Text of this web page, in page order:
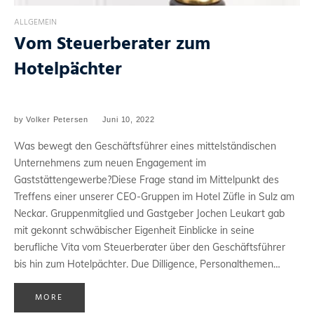
ALLGEMEIN
Vom Steuerberater zum
Hotelpächter
byVolker Petersen Juni 10, 2022
Was bewegt den Geschäftsführer eines mittelständischen
Unternehmens zum neuen Engagement im
Gaststättengewerbe?Diese Frage stand im Mittelpunkt des
Treffens einer unserer CEO-Gruppen im Hotel Züfle in Sulz am
Neckar. Gruppenmitglied und Gastgeber Jochen Leukart gab
mit gekonnt schwäbischer Eigenheit Einblicke in seine
berufliche Vita vom Steuerberater über den Geschäftsführer
bis hin zum Hotelpächter. Due Dilligence, Personalthemen…
MORE